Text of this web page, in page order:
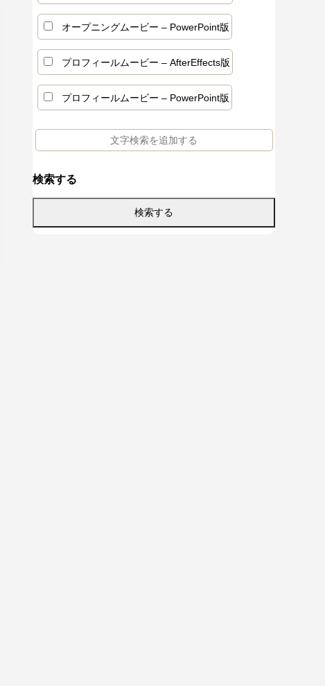
えるBGM
く選曲
方・著作権・構成まで
面白いコメ
と失敗し
ト集｜エピソードの盛り込み方と構成のコ
ツ
セージ文例
書き方
するメリットと代わりの演出案
オープニングムービー – PowerPoint版
プロフィールムービー – AfterEffects版
プロフィールムービー – PowerPoint版
検索する